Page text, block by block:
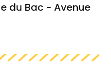
du Bac - Avenue